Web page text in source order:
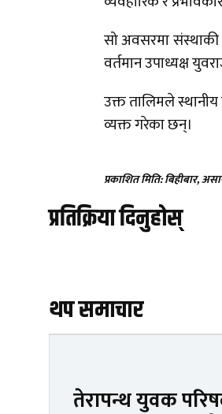
सो अवसरमा संस्थाकी
वर्तमान उपाध्यक्ष
उक्त तालिमले
व्यक्त गरेका छन्।
प्रकाशित मिति: बिहीबार,
प्रतिक्रिया दिनुहोस्
थप समाचार
तेरापन्थ युवक